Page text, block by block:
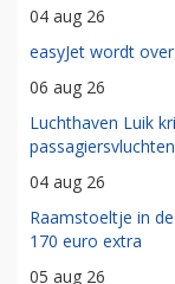
04 aug 26
easyJet wordt
06 aug 26
Luchthaven Luik
04 aug 26
Raamstoeltje in
170 euro extra
05 aug 26